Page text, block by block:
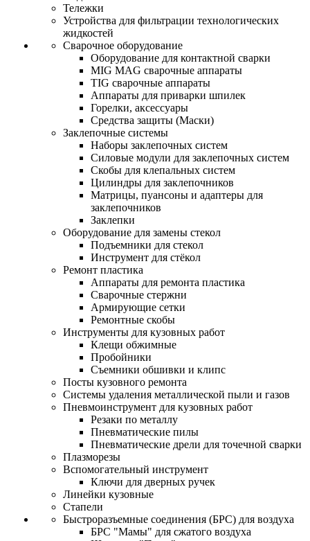
Тележки
Устройства для фильтрации технологических
жидкостей
Сварочное оборудование
Оборудование для контактной сварки
MIG MAG сварочные аппараты
TIG сварочные аппараты
Аппараты для приварки шпилек
Горелки, аксессуары
Средства защиты (Маски)
Заклепочные системы
Наборы заклепочных систем
Силовые модули для заклепочных систем
Скобы для клепальных систем
Цилиндры для заклепочников
Матрицы, пуансоны и адаптеры для
заклепочников
Заклепки
Оборудование для замены стекол
Подъемники для стекол
Инструмент для стёкол
Ремонт пластика
Аппараты для ремонта пластика
Сварочные стержни
Армирующие сетки
Ремонтные скобы
Инструменты для кузовных работ
Клещи обжимные
Пробойники
Съемники обшивки и клипс
Посты кузовного ремонта
Системы удаления металлической пыли и газов
Пневмоинструмент для кузовных работ
Резаки по металлу
Пневматические пилы
Пневматические дрели для точечной сварки
Плазморезы
Вспомогательный инструмент
Ключи для дверных ручек
Линейки кузовные
Стапели
Быстроразъемные соединения (БРС) для воздуха
БРС "Мамы" для сжатого воздуха